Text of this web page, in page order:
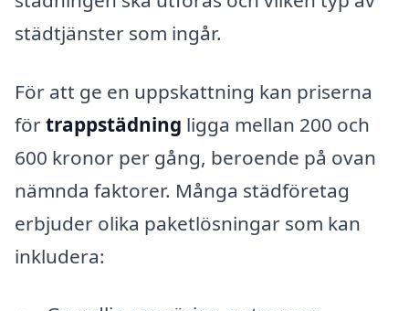
städtjänster som ingår.
För att ge en uppskattning kan priserna
förtrappstädning ligga mellan 200 och
600 kronor per gång, beroende på ovan
nämnda faktorer. Många städföretag
erbjuder olika paketlösningar som kan
inkludera: